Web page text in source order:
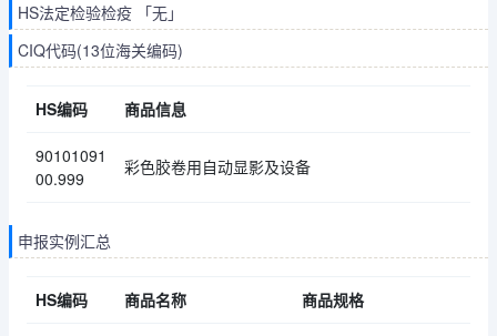
HS法定检验检疫 「无」
CIQ代码(13位海关编码)
HS编码 商品信息
90101091
00.999
彩色胶卷用自动显影及设备
申报实例汇总
HS编码 商品名称 商品规格